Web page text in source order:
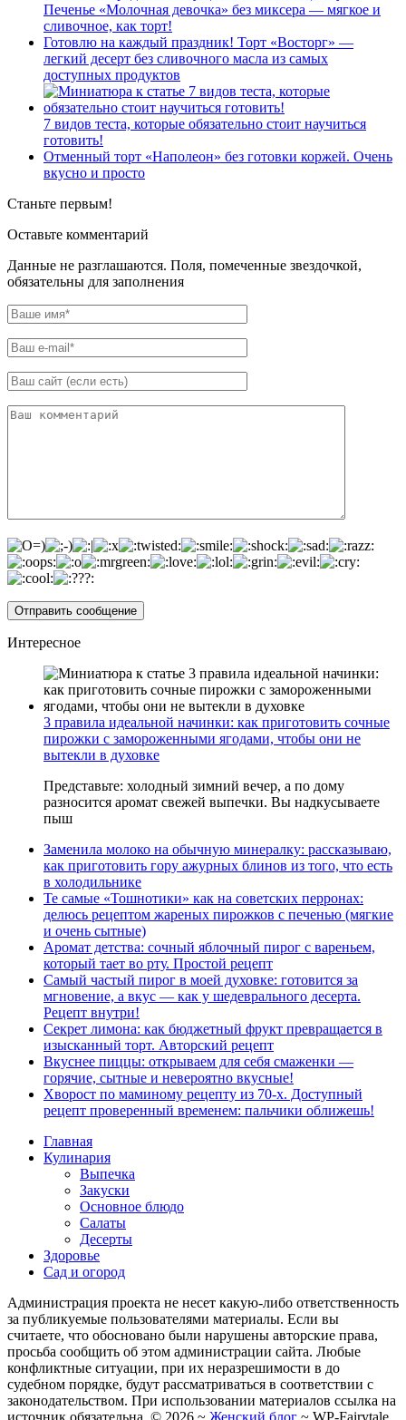
Печенье «Молочная девочка» без миксера — мягкое и
сливочное, как торт!
Готовлю на каждый праздник! Торт «Восторг» —
легкий десерт без сливочного масла из самых
доступных продуктов
7 видов теста, которые обязательно стоит научиться
готовить!
Отменный торт «Наполеон» без готовки коржей. Очень
вкусно и просто
Станьте первым!
Оставьте комментарий
Данные не разглашаются. Поля, помеченные звездочкой,
обязательны для заполнения
Интересное
3 правила идеальной начинки: как приготовить сочные
пирожки с замороженными ягодами, чтобы они не
вытекли в духовке
Представьте: холодный зимний вечер, а по дому
разносится аромат свежей выпечки. Вы надкусываете
пыш
Заменила молоко на обычную минералку: рассказываю,
как приготовить гору ажурных блинов из того, что есть
в холодильнике
Те самые «Тошнотики» как на советских перронах:
делюсь рецептом жареных пирожков с печенью (мягкие
и очень сытные)
Аромат детства: сочный яблочный пирог с вареньем,
который тает во рту. Простой рецепт
Самый частый пирог в моей духовке: готовится за
мгновение, а вкус — как у шедеврального десерта.
Рецепт внутри!
Секрет лимона: как бюджетный фрукт превращается в
изысканный торт. Авторский рецепт
Вкуснее пиццы: открываем для себя смаженки —
горячие, сытные и невероятно вкусные!
Хворост по маминому рецепту из 70-х. Доступный
рецепт проверенный временем: пальчики оближешь!
Главная
Кулинария
Выпечка
Закуски
Основное блюдо
Салаты
Десерты
Здоровье
Сад и огород
Администрация проекта не несет какую-либо ответственность
за публикуемые пользователями материалы. Если вы
считаете, что обосновано были нарушены авторские права,
просьба сообщить об этом администрации сайта. Любые
конфликтные ситуации, при их неразрешимости в до
судебном порядке, будут рассматриваться в соответствии с
законодательством. При использовании материалов ссылка на
источник обязательна. © 2026 ~ Женский блог ~ WP-Fairytale